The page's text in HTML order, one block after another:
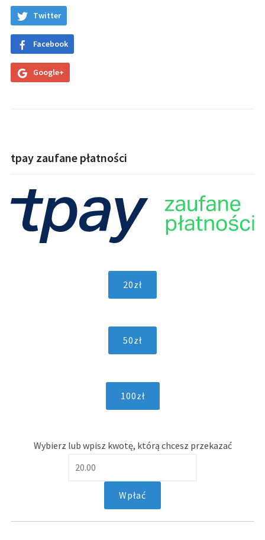
Twitter
Facebook
Google+
tpay zaufane płatności
Wybierz lub wpisz kwotę, którą chcesz przekazać